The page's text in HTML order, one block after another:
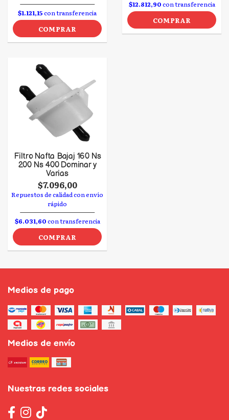
$1.121,15con transferencia
COMPRAR
$12.812,90con transferencia
COMPRAR
Filtro Nafta Bajaj 160 Ns
200 Ns 400 Dominar y
Varias
$7.096,00
Repuestos de calidad con envío
rápido
$6.031,60con transferencia
COMPRAR
Medios de pago
Medios de envío
Nuestras redes sociales